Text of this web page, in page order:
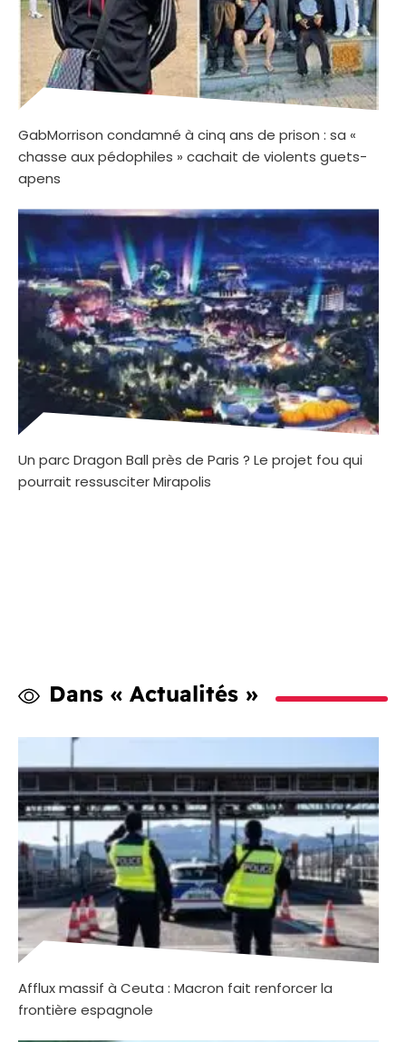
GabMorrison condamné à cinq ans de prison : sa «
chasse aux pédophiles » cachait de violents guets-
apens
Un parc Dragon Ball près de Paris ? Le projet fou qui
pourrait ressusciter Mirapolis
Dans « Actualités »
Afflux massif à Ceuta : Macron fait renforcer la
frontière espagnole